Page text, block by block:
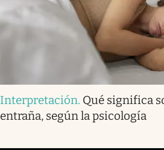
Interpretación. Qué significa
entraña, según la psicología